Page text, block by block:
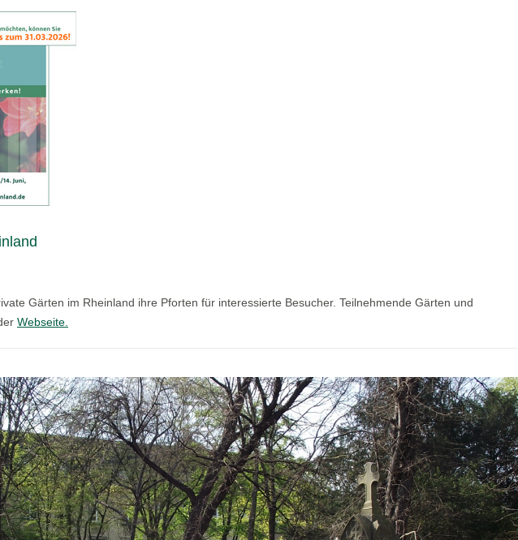
Gärten im Rheinland ihre Pforten für interessierte Besucher. Teilnehmende Gärten und
Webseite.